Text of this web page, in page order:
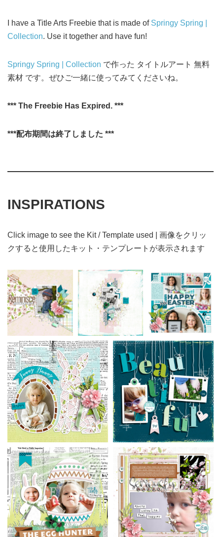
I have a Title Arts Freebie that is made of Springy Spring |
Collection. Use it together and have fun!
Springy Spring | Collection で作った タイトルアート 無料
素材 です。ぜひご一緒に使ってみてくださいね。
*** The Freebie Has Expired. ***
***配布期間は終了しました ***
INSPIRATIONS
Click image to see the Kit / Template used | 画像をクリッ
クすると使用したキット・テンプレートが表示されます